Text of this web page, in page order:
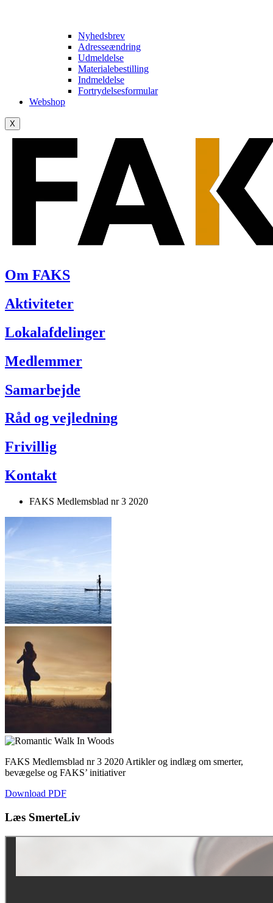
Nyhedsbrev
Adresseændring
Udmeldelse
Materialebestilling
Indmeldelse
Fortrydelsesformular
Webshop
X
Om FAKS
Aktiviteter
Lokalafdelinger
Medlemmer
Samarbejde
Råd og vejledning
Frivillig
Kontakt
FAKS Medlemsblad nr 3 2020
FAKS Medlemsblad nr 3 2020 Artikler og indlæg om smerter,
bevægelse og FAKS’ initiativer
Download PDF
Læs SmerteLiv